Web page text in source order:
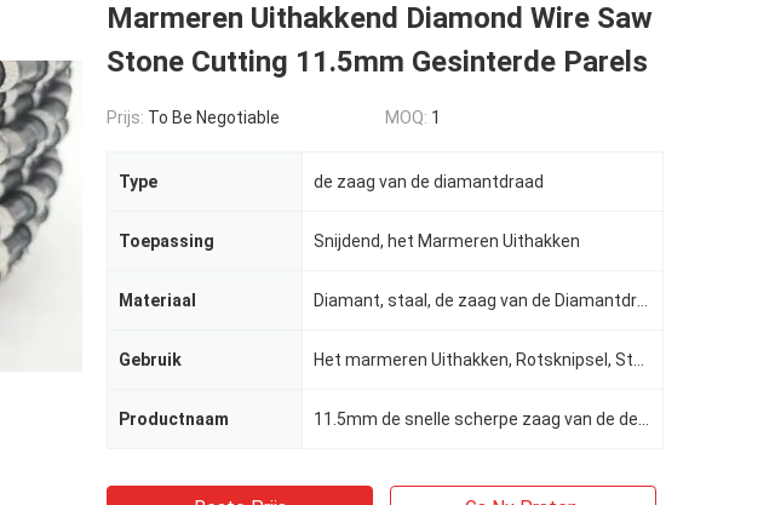
Marmeren Uithakkend Diamond Wire Saw
Stone Cutting 11.5mm Gesinterde Parels
Prijs: To Be Negotiable MOQ: 1
Type de zaag van de diamantdraad
Toepassing Snijdend, het Marmeren Uithakken
Materiaal
Gebruik
Productnaam